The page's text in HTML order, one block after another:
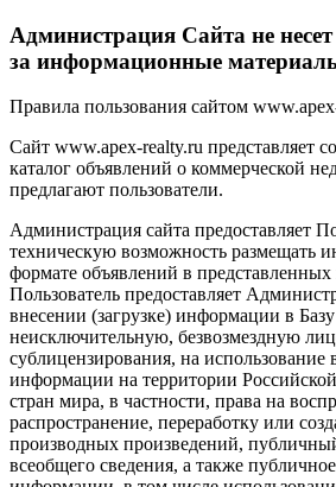
Администрация Сайта не несет
за информационные
Правила пользования сайтом
Сайт www.apex-realty.ru представляет
каталог объявлений о коммерческой
предлагают пользователи.
Администрация сайта предоставляет
техническую возможность размещать
формате объявлений в представленных
Пользователь предоставляет
внесении (загрузке) информации в
неисключительную, безвозмездную
сублицензирования, на использование
информации на территории
стран мира, в частности, права на
распространение, переработку или
производных произведений,
всеобщего сведения, а также